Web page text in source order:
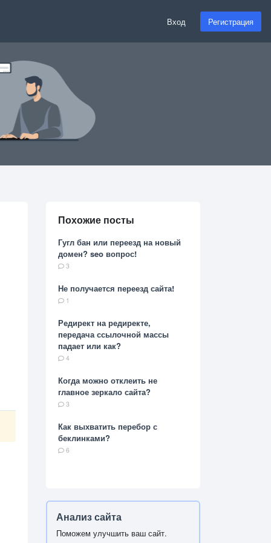
Вход Регистрация
Похожие посты
Гугл бан или переезд на новый
домен? seo вопрос!
3
Не получается переезд сайта!
1
Редирект на редиректе,
передача ссылочной массы
падает или как?
4
Когда можно отклеить не
главное зеркало сайта?
3
Как выхватить перебор с
беклинками?
6
Анализ сайта
Поможем улучшить ваш сайт.